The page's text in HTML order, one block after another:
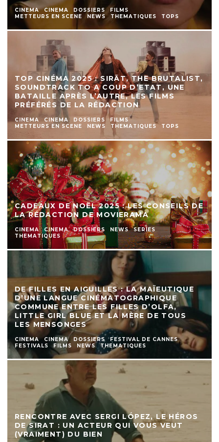
CINEMA CINEMA DOSSIERS
FILMS
METTEURS EN SCENE
NEWS THEMATIQUES TOPS
TOP CINÉMA 2025 : SIRĀT, THE BRUTALIST,
SOUNDTRACK TO A COUP D’ETAT, UNE
BATAILLE APRÈS L’AUTRE, LES FILMS
PRÉFÉRÉS DE LA RÉDACTION
CINEMA CINEMA DOSSIERS
FILMS
METTEURS EN SCENE
NEWS THEMATIQUES TOPS
CADEAUX DE NOËL 2025 : LES CONSEILS DE
LA RÉDACTION DE MOVIERAMA
CINEMA CINEMA DOSSIERS NEWS
SERIES
THEMATIQUES
DE FILLES EN AIGUILLES : LA MAÏEUTIQUE
D’UNE LANGUE CINÉMATOGRAPHIQUE
COMMUNE ENTRE LES FILLES D’OLFA,
LITTLE GIRL BLUE ET LA MÈRE DE TOUS
LES MENSONGES
CINEMA CINEMA DOSSIERS
FESTIVAL DE CANNES
FESTIVALS
FILMS NEWS THEMATIQUES
RENCONTRE AVEC SERGI LÓPEZ, LE HÉROS
DE SIRAT : UN ACTEUR QUI VOUS VEUT
(VRAIMENT) DU BIEN